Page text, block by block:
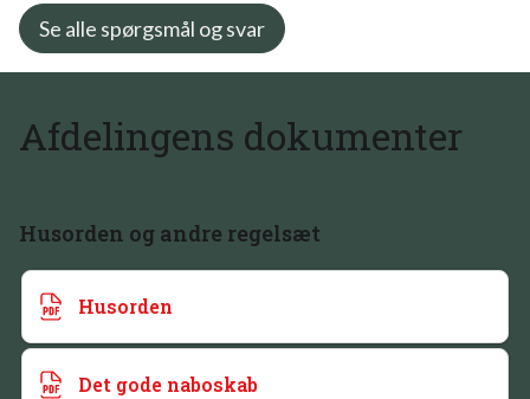
Se alle spørgsmål og svar
Afdelingens dokumenter
Husorden og andre regelsæt
Husorden
Det gode naboskab